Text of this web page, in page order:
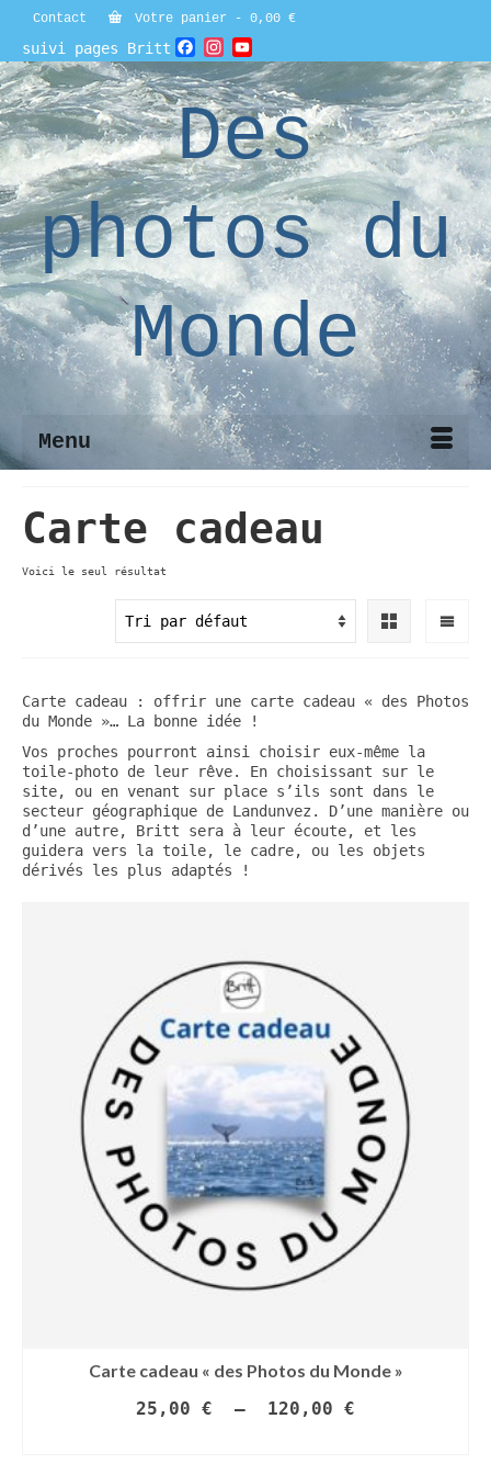
Contact Votre panier - 0,00 €
suivi pages Britt Facebook
Instagram
Channel
Des
photos du
Monde
Menu
Carte cadeau
Voici le seul résultat
Carte cadeau : offrir une carte cadeau « des Photos
du Monde »… La bonne idée !
Vos proches pourront ainsi choisir eux-même la
toile-photo de leur rêve. En choisissant sur le
site, ou en venant sur place s’ils sont dans le
secteur géographique de Landunvez. D’une manière ou
d’une autre, Britt sera à leur écoute, et les
guidera vers la toile, le cadre, ou les objets
dérivés les plus adaptés !
Carte cadeau « des Photos du Monde »
25,00 € – 120,00 €